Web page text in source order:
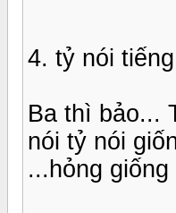
4. tỷ nói
Ba thì bảo...
nói tỷ nói
...hỏng